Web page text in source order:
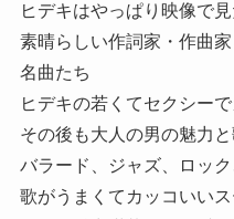
ヒデキはやっぱり映像で見
素晴らしい作詞家・作曲
名曲たち
ヒデキの若くてセクシー
その後も大人の男の魅力
バラード、ジャズ、ロッ
歌がうまくてカッコいい